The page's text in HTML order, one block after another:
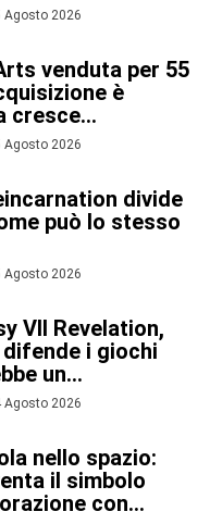
Agosto 2026
venduta per 55
è
cresce...
Agosto 2026
divide
può lo stesso
Agosto 2026
VII Revelation,
i giochi
un...
Agosto 2026
nello spazio:
il simbolo
con...